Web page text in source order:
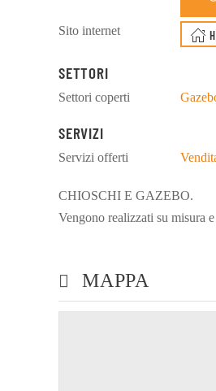
Sito internet
SETTORI
Settori coperti
SERVIZI
Servizi offerti
CHIOSCHI E GAZEBO.
Vengono realizzati su misura
MAPPA